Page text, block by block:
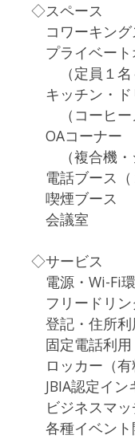
◇スペース
コワーキング
プライベート
（定員１名
キッチン・ド
（コーヒー
OAコーナー
（複合機・
電話ブース（
喫煙ブース
会議室
◇サービス
電源・Wi-Fi
フリードリン
登記・住所利
固定電話利用
ロッカー（有
JBIA認定イン
ビジネスマッ
各種イベント